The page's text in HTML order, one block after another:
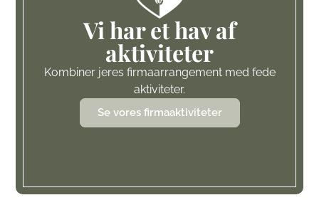
Vi har et hav af
aktiviteter​
Kombiner jeres firmaarrangement med fede
aktiviteter.
Se vores firmaaktiviteter